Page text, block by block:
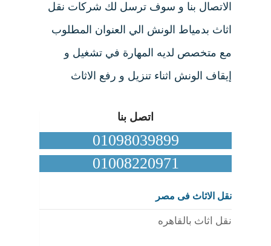
الاتصال بنا و سوف ترسل لك شركات نقل
اثاث بدمياط الونش الي العنوان المطلوب
مع متخصص لديه المهارة في تشغيل و
إيقاف الونش اثناء تنزيل و رفع الاثاث
اتصل بنا
01098039899
01008220971
نقل الاثاث فى مصر
نقل اثاث بالقاهره